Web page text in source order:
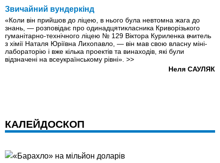
Звичайний вундеркінд
«Коли він прийшов до ліцею, в нього була невтомна жага до
знань, — розповідає про одинадцятикласника Криворізького
гуманітарно-технічного ліцею № 129 Віктора Куриленка вчитель
з хімії Наталя Юріївна Лихопавло, — він мав свою власну міні-
лабораторію і вже кілька проектів та винаходів, які були
відзначені на всеукраїнському рівні». >>
Неля САУЛЯК
КАЛЕЙДОСКОП